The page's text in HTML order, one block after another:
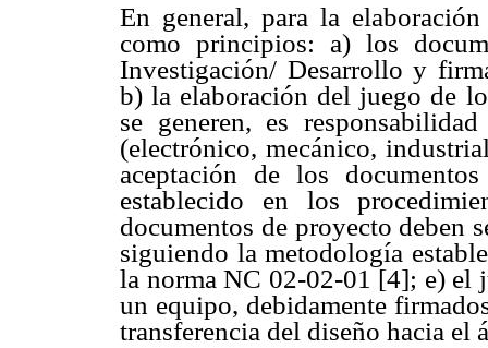
En general, para la
como principios: a) los
Investigación/ Desarrollo y
b) la elaboración del juego de
se generen, es
(electrónico, mecánico,
aceptación de los
establecido en los
documentos de proyecto deben
siguiendo la metodología
la norma NC 02-02-01 [4]; e) el
un equipo, debidamente
transferencia del diseño hacia el